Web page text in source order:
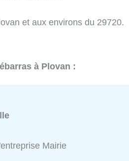
et aux environs du 29720.
à Plovan :
Mairie